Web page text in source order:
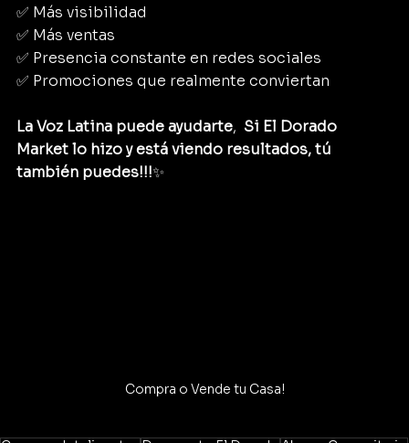
✅ Más visibilidad
✅ Más ventas
✅ Presencia constante en redes sociales
✅ Promociones que realmente conviertan
La Voz Latina puede ayudarte, Si El Dorado
Market lo hizo y está viendo resultados, tú
también puedes!!!✨
Compra o Vende tu Casa!